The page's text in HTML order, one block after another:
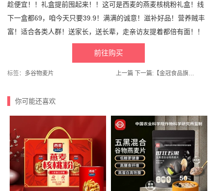
趁便宜！！礼盒提前囤起来！！这可是西麦的燕麦核桃粉礼盒！线
下一盒都69，咱今天只要39.9！满满的诚意！滋补好品！营养贼丰
富！适合各类人群！送家长，送长辈，走亲访友提着都倍有面！！
前往购买
标签： 多谷物麦片 上一篇 下一篇: 【金冠食品旗舰店】24新龙年贺年什锦糖铁盒手提装618g
你可能还喜欢